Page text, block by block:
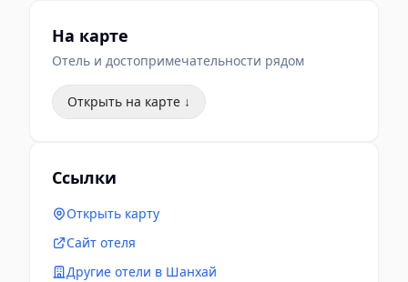
На карте
Отель и достопримечательности рядом
Открыть на карте ↓
Ссылки
Открыть карту
Сайт отеля
Другие отели в Шанхай